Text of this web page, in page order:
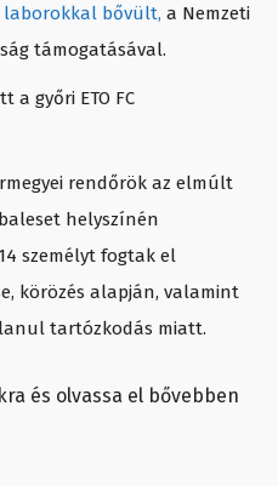
bővült, a Nemzeti
támogatásával.
a győri ETO FC
rendőrök az elmúlt
helyszínén
személyt fogtak el
körözés alapján, valamint
tartózkodás miatt.
és olvassa el bővebben